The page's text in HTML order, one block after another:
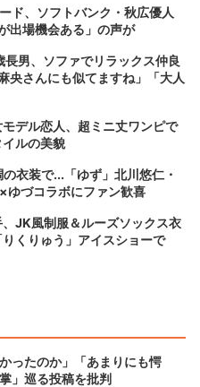
ド、ソフトバンク・秋広優人
出場機会ある」の声が
男、ソファでリラックス仲良
さんにも似てますね」「大人
デル恋人、超ミニ丈ワンピで
ルの美貌
衣装で...「ゆず」北川悠仁・
づコラボにファン歓喜
JK風制服＆ルーズソックス衣
くりゅう」アイスショーで
ったのか」「あまりにも愕
」巡る投稿を批判